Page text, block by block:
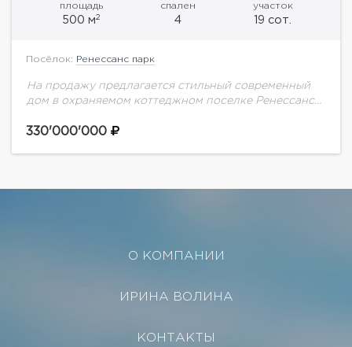
площадь
500 м2
спален
4
участок
19 сот.
Посёлок: Ренессанс парк
На продажу предлагается стильный современный
дом в охраняемом коттеджном поселке Ренессанс
ремонт, отделка с использованием дорогих
330'000'000
О КОМПАНИИ
ИРИНА ВОЛИНА
КОНТАКТЫ